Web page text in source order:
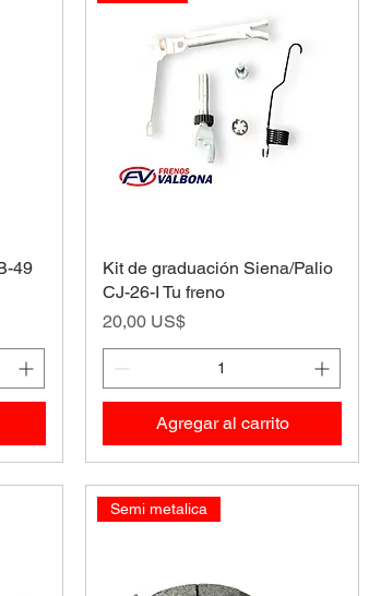
49
Kit de graduación Siena/Palio
CJ-26-I Tu freno
Precio
20,00 US$
Agregar al carrito
Semi metalica